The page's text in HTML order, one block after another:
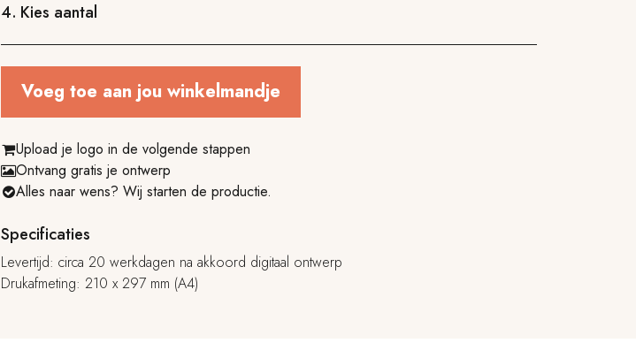
4. Kies aantal
Voeg toe aan jou winkelmandje
Upload je logo in de volgende stappen
Ontvang gratis je ontwerp
Alles naar wens? Wij starten de productie.
Specificaties
Levertijd: circa 20 werkdagen na akkoord digitaal ontwerp
Drukafmeting: 210 x 297 mm (A4)